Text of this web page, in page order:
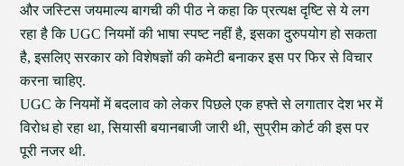
और जस्टिस जयमाल्य बागची की पीठ ने कहा कि प्रत्यक्ष दृष्टि से ये लग
रहा है कि UGC नियमों की भाषा स्पष्ट नहीं है, इसका दुरुपयोग हो सकता
है, इसलिए सरकार को विशेषज्ञों की कमेटी बनाकर इस पर फिर से विचार
करना चाहिए.
UGC के नियमों में बदलाव को लेकर पिछले एक हफ्ते से लगातार देश भर में
विरोध हो रहा था, सियासी बयानबाजी जारी थी, सुप्रीम कोर्ट की इस पर
पूरी नजर थी.